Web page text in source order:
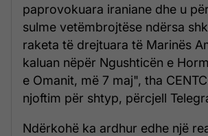
paprovokuara iraniane dhe u
sulme vetëmbrojtëse ndërsa
raketa të drejtuara të Marinës
kaluan nëpër Ngushticën e
e Omanit, më 7 maj", tha
njoftim për shtyp, përcjell
Ndërkohë ka ardhur edhe një